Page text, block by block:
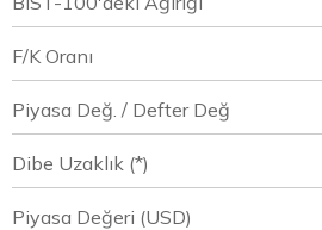
F/K Oranı
Piyasa Değ. / Defter Değ
Dibe Uzaklık (*)
Piyasa Değeri (USD)